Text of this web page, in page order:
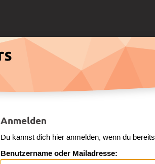
Anmelden
Du kannst dich hier anmelden, wenn du bereits
Benutzername oder Mailadresse: